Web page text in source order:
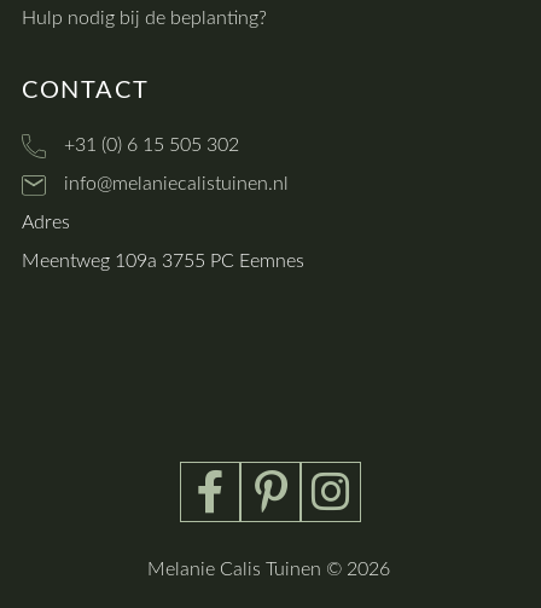
Hulp nodig bij de beplanting?
CONTACT
+31 (0) 6 15 505 302
info@melaniecalistuinen.nl
Adres
Meentweg 109a 3755 PC Eemnes
Melanie Calis Tuinen © 2026